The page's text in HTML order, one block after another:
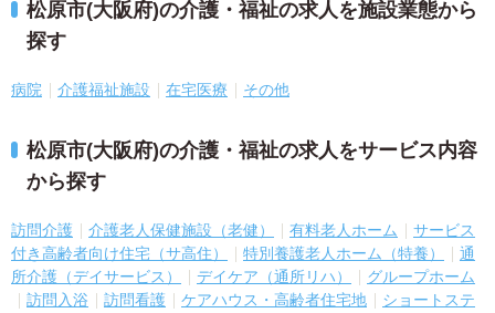
松原市(大阪府)の介護・福祉の求人を施設業態から
探す
病院 介護福祉施設 在宅医療 その他
松原市(大阪府)の介護・福祉の求人をサービス内容
から探す
訪問介護 介護老人保健施設（老健） 有料老人ホーム
サービス
付き高齢者向け住宅（サ高住）
特別養護老人ホーム（特養）
通
所介護（デイサービス）
デイケア（通所リハ）
グループホーム
訪問入浴
訪問看護 ケアハウス・高齢者住宅地
ショートステ